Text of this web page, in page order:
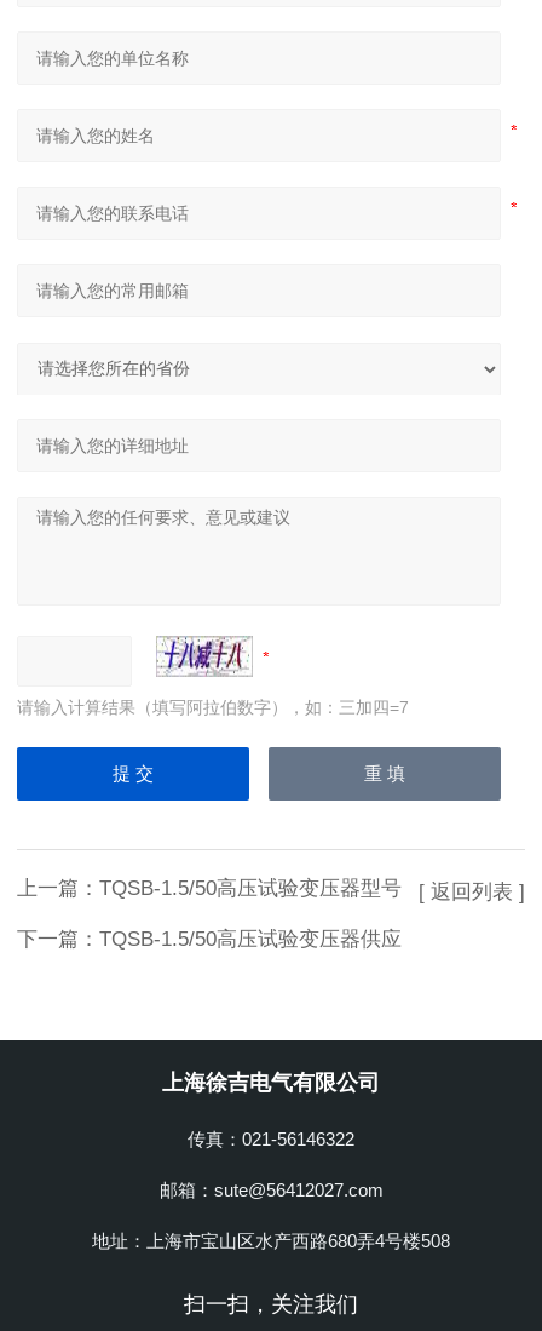
请输入计算结果（填写阿拉伯数字），如：三加四=7
上一篇： TQSB-1.5/50高压试验变压器型号
下一篇： TQSB-1.5/50高压试验变压器供应
[ 返回列表 ]
上海徐吉电气有限公司
传真：021-56146322
邮箱：sute@56412027.com
地址：上海市宝山区水产西路680弄4号楼508
扫一扫，关注我们